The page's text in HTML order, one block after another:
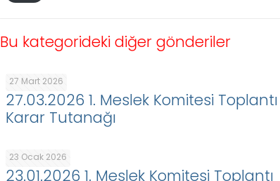
Bu kategorideki diğer gönderiler
27 Mart 2026
27.03.2026 1. Meslek Komitesi Toplantı
Karar Tutanağı
23 Ocak 2026
23.01.2026 1. Meslek Komitesi Toplantı